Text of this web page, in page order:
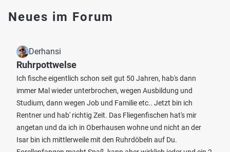
Neues im Forum
Derhansi
Ruhrpottwelse
Ich fische eigentlich schon seit gut 50 Jahren, hab's dann
immer Mal wieder unterbrochen, wegen Ausbildung und
Studium, dann wegen Job und Familie etc.. Jetzt bin ich
Rentner und hab' richtig Zeit. Das Fliegenfischen hat's mir
angetan und da ich in Oberhausen wohne und nicht an der
Isar bin ich mittlerweile mit den Ruhrdöbeln auf Du.